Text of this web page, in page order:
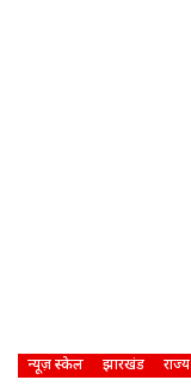
न्यूज़ स्केल झारखंड राज्य